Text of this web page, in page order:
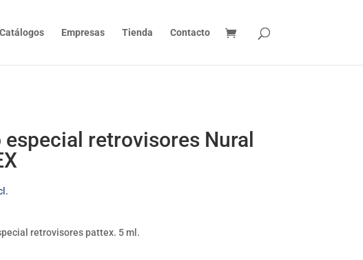
Catálogos Empresas Tienda Contacto
retrovisores Nural
retrovisores pattex. 5 ml.